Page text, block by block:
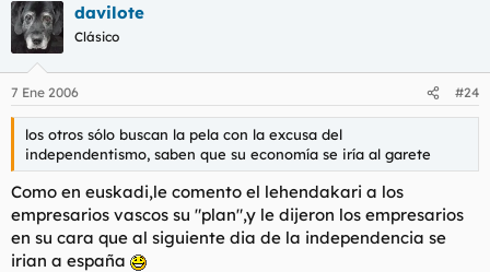
davilote
Clásico
7 Ene 2006 #24
los otros sólo buscan la pela con la excusa del
independentismo, saben que su economía se iría al garete
Como en euskadi,le comento el lehendakari a los
empresarios vascos su "plan",y le dijeron los empresarios
en su cara que al siguiente dia de la independencia se
irian a españa